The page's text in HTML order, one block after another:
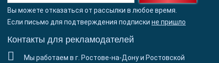
Вы можете отказаться от рассылки в любое время.
Если письмо для подтверждения подписки не пришло
Контакты для рекламодателей
Мы работаем в г. Ростове-на-Дону и Ростовской